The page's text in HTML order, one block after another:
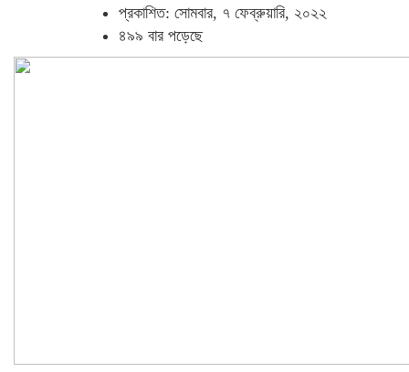
প্রকাশিত: সোমবার, ৭ ফেব্রুয়ারি, ২০২২
৪৯৯ বার পড়েছে